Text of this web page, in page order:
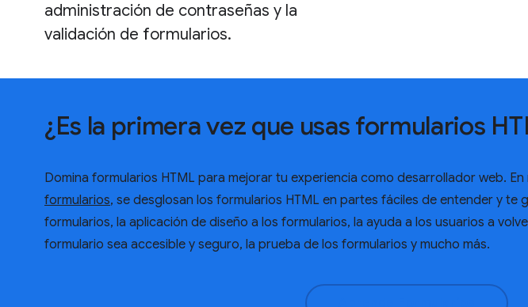
administración de contraseñas y la
validación de formularios.
¿Es la primera vez que usas formularios
Domina formularios HTML para mejorar tu experiencia como desarrollador web.
formularios, se desglosan los formularios HTML en partes fáciles de entender y te
formularios, la aplicación de diseño a los formularios, la ayuda a los usuarios a
formulario sea accesible y seguro, la prueba de los formularios y mucho más.